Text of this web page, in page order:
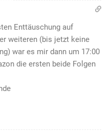
Enttäuschung auf
weiteren (bis jetzt keine
war es mir dann um 17:00
die ersten beide Folgen